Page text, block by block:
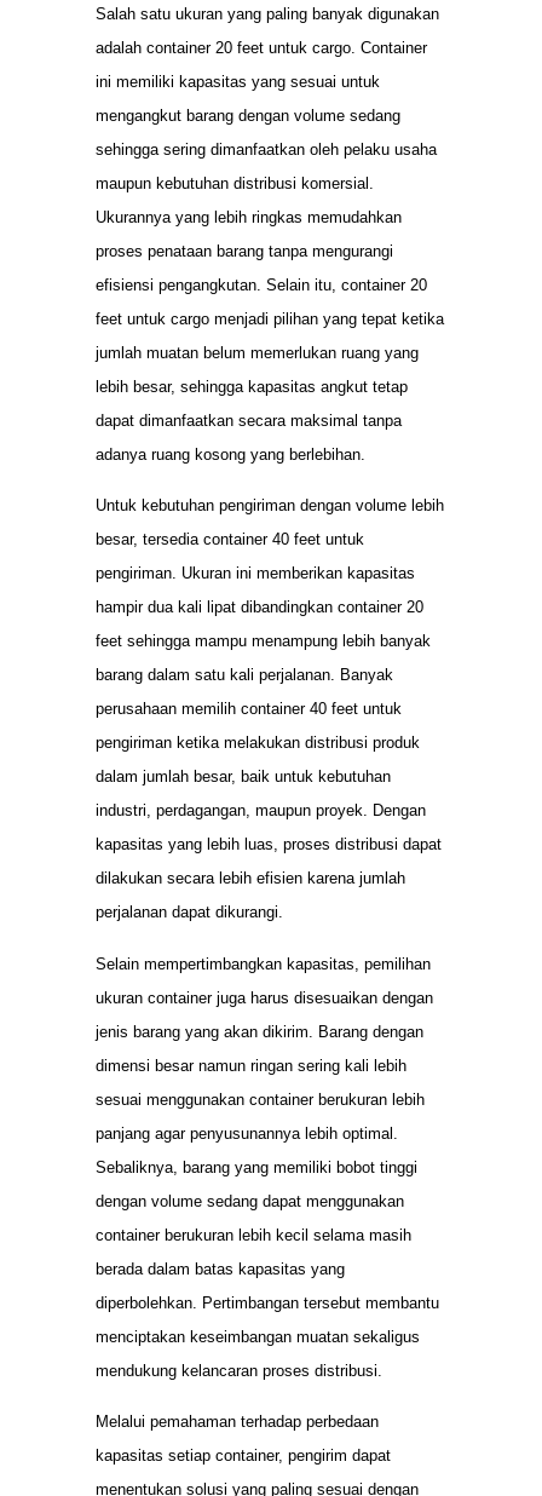
Salah satu ukuran yang paling banyak digunakan
adalah container 20 feet untuk cargo. Container
ini memiliki kapasitas yang sesuai untuk
mengangkut barang dengan volume sedang
sehingga sering dimanfaatkan oleh pelaku usaha
maupun kebutuhan distribusi komersial.
Ukurannya yang lebih ringkas memudahkan
proses penataan barang tanpa mengurangi
efisiensi pengangkutan. Selain itu, container 20
feet untuk cargo menjadi pilihan yang tepat ketika
jumlah muatan belum memerlukan ruang yang
lebih besar, sehingga kapasitas angkut tetap
dapat dimanfaatkan secara maksimal tanpa
adanya ruang kosong yang berlebihan.
Untuk kebutuhan pengiriman dengan volume lebih
besar, tersedia container 40 feet untuk
pengiriman. Ukuran ini memberikan kapasitas
hampir dua kali lipat dibandingkan container 20
feet sehingga mampu menampung lebih banyak
barang dalam satu kali perjalanan. Banyak
perusahaan memilih container 40 feet untuk
pengiriman ketika melakukan distribusi produk
dalam jumlah besar, baik untuk kebutuhan
industri, perdagangan, maupun proyek. Dengan
kapasitas yang lebih luas, proses distribusi dapat
dilakukan secara lebih efisien karena jumlah
perjalanan dapat dikurangi.
Selain mempertimbangkan kapasitas, pemilihan
ukuran container juga harus disesuaikan dengan
jenis barang yang akan dikirim. Barang dengan
dimensi besar namun ringan sering kali lebih
sesuai menggunakan container berukuran lebih
panjang agar penyusunannya lebih optimal.
Sebaliknya, barang yang memiliki bobot tinggi
dengan volume sedang dapat menggunakan
container berukuran lebih kecil selama masih
berada dalam batas kapasitas yang
diperbolehkan. Pertimbangan tersebut membantu
menciptakan keseimbangan muatan sekaligus
mendukung kelancaran proses distribusi.
Melalui pemahaman terhadap perbedaan
kapasitas setiap container, pengirim dapat
menentukan solusi yang paling sesuai dengan